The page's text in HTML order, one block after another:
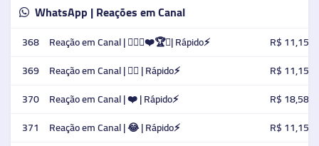
WhatsApp | Reações em Canal
368 Reação em Canal | 👍🏻🔥❤️🏆😂| Rápido⚡️
R$ 11,15
369 Reação em Canal | 👍🏻 | Rápido⚡️
R$ 11,15
370 Reação em Canal | ❤️ | Rápido⚡️
R$ 18,58
371
Reação em Canal | 😂 | Rápido⚡️
R$ 11,15